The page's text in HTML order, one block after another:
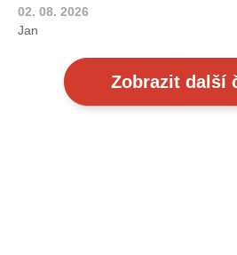
02. 08. 2026
Jan
Zobrazit další